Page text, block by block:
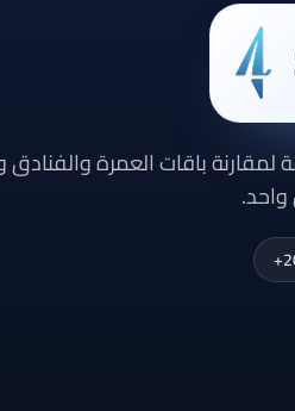
لمقارنة باقات العمرة